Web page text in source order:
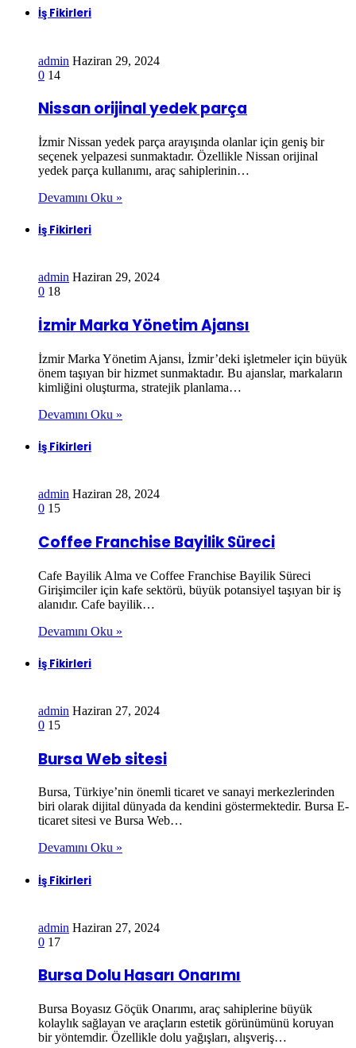
İş Fikirleri
admin Haziran 29, 2024
0 14
Nissan orijinal yedek parça
İzmir Nissan yedek parça arayışında olanlar için geniş bir
seçenek yelpazesi sunmaktadır. Özellikle Nissan orijinal
yedek parça kullanımı, araç sahiplerinin…
Devamını Oku »
İş Fikirleri
admin Haziran 29, 2024
0 18
İzmir Marka Yönetim Ajansı
İzmir Marka Yönetim Ajansı, İzmir’deki işletmeler için büyük
önem taşıyan bir hizmet sunmaktadır. Bu ajanslar, markaların
kimliğini oluşturma, stratejik planlama…
Devamını Oku »
İş Fikirleri
admin Haziran 28, 2024
0 15
Coffee Franchise Bayilik Süreci
Cafe Bayilik Alma ve Coffee Franchise Bayilik Süreci
Girişimciler için kafe sektörü, büyük potansiyel taşıyan bir iş
alanıdır. Cafe bayilik…
Devamını Oku »
İş Fikirleri
admin Haziran 27, 2024
0 15
Bursa Web sitesi
Bursa, Türkiye’nin önemli ticaret ve sanayi merkezlerinden
biri olarak dijital dünyada da kendini göstermektedir. Bursa E-
ticaret sitesi ve Bursa Web…
Devamını Oku »
İş Fikirleri
admin Haziran 27, 2024
0 17
Bursa Dolu Hasarı Onarımı
Bursa Boyasız Göçük Onarımı, araç sahiplerine büyük
kolaylık sağlayan ve araçların estetik görünümünü koruyan
bir yöntemdir. Özellikle dolu yağışları, alışveriş…